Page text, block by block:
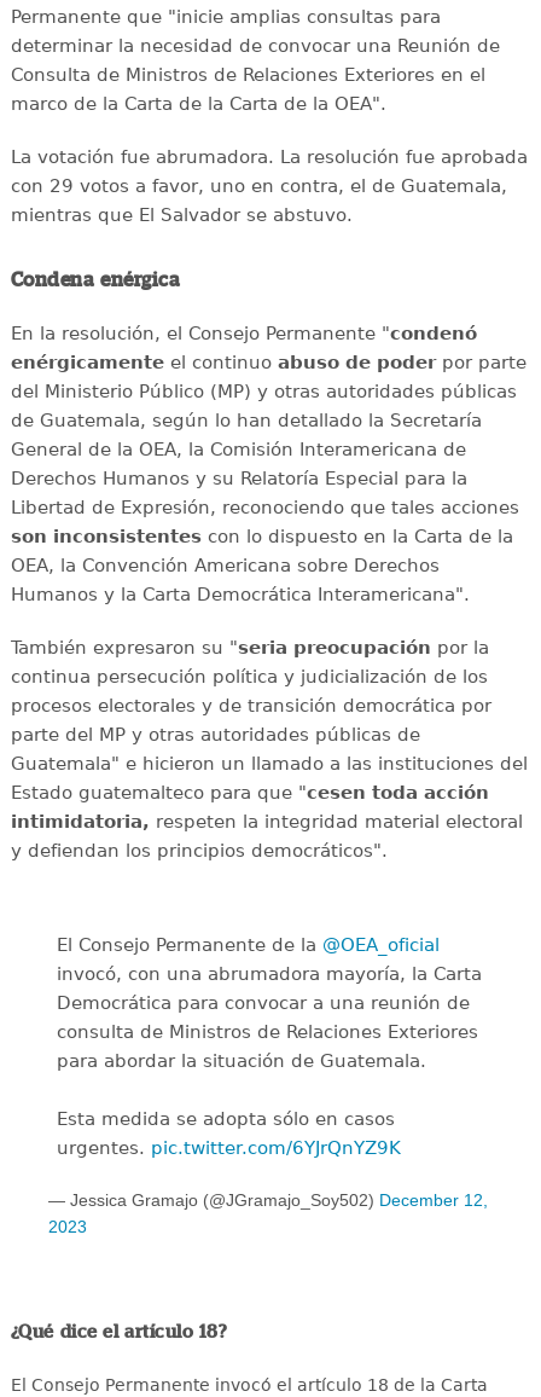
Permanente que "inicie amplias consultas para
determinar la necesidad de convocar una Reunión de
Consulta de Ministros de Relaciones Exteriores en el
marco de la Carta de la Carta de la OEA".
La votación fue abrumadora. La resolución fue aprobada
con 29 votos a favor, uno en contra, el de Guatemala,
mientras que El Salvador se abstuvo.
Condena enérgica
En la resolución, el Consejo Permanente "condenó
enérgicamenteel continuo abuso de poderpor parte
del Ministerio Público (MP) y otras autoridades públicas
de Guatemala, según lo han detallado la Secretaría
General de la OEA, la Comisión Interamericana de
Derechos Humanos y su Relatoría Especial para la
Libertad de Expresión, reconociendo que tales acciones
son inconsistentescon lo dispuesto en la Carta de la
OEA, la Convención Americana sobre Derechos
Humanos y la Carta Democrática Interamericana".
También expresaron su "seria preocupación por la
continua persecución política y judicialización de los
procesos electorales y de transición democrática por
parte del MP y otras autoridades públicas de
Guatemala" e hicieron un llamado a las instituciones del
Estado guatemalteco para que "cesen toda acción
intimidatoria, respeten la integridad material electoral
y defiendan los principios democráticos".
El Consejo Permanente de la @OEA_oficial
invocó, con una abrumadora mayoría, la Carta
Democrática para convocar a una reunión de
consulta de Ministros de Relaciones Exteriores
para abordar la situación de Guatemala.
Esta medida se adopta sólo en casos
urgentes. pic.twitter.com/6YJrQnYZ9K
— Jessica Gramajo (@JGramajo_Soy502) December 12,
2023
¿Qué dice el artículo 18?
El Consejo Permanente invocó el artículo 18 de la Carta